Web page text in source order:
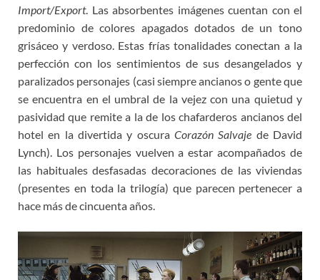
Import/Export. Las absorbentes imágenes cuentan con el
predominio de colores apagados dotados de un tono
grisáceo y verdoso. Estas frías tonalidades conectan a la
perfección con los sentimientos de sus desangelados y
paralizados personajes (casi siempre ancianos o gente que
se encuentra en el umbral de la vejez con una quietud y
pasividad que remite a la de los chafarderos ancianos del
hotel en la divertida y oscura Corazón Salvaje de David
Lynch). Los personajes vuelven a estar acompañados de
las habituales desfasadas decoraciones de las viviendas
(presentes en toda la trilogía) que parecen pertenecer a
hace más de cincuenta años.